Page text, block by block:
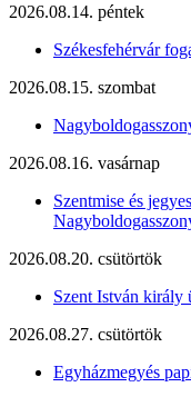
2026.08.14. péntek
Székesfehérvár
2026.08.15. szombat
2026.08.16. vasárnap
Szentmise és
2026.08.20. csütörtök
Szent István király
2026.08.27. csütörtök
Egyházmegyés